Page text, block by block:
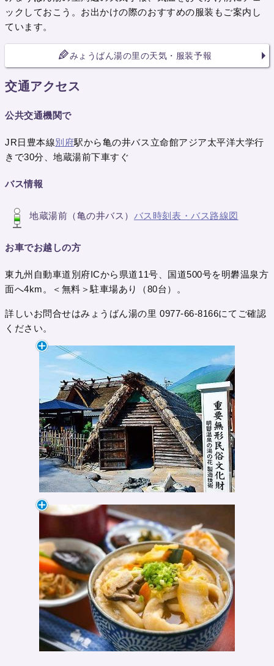
ックしておこう。お出かけの際のおすすめの服装もご案内し
ています。
みょうばん湯の里の天気・服装予報
交通アクセス
公共交通機関で
JR日豊本線別府駅から亀の井バス立命館アジア太平洋大学行
きで30分、地蔵湯前下車すぐ
バス情報
地蔵湯前（亀の井バス） バス時刻表・バス路線図
お車でお越しの方
東九州自動車道別府ICから県道11号、国道500号を明礬温泉方
面へ4km。＜無料＞駐車場あり（80台）。
詳しいお問合せはみょうばん湯の里 0977-66-8166にてご確認
ください。